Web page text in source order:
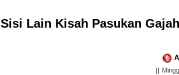
Sisi Lain Kisah Pasukan